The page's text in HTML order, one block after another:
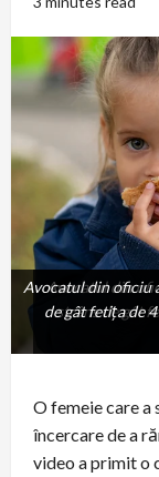
Avocatul din
strâns de gât
Avocatul din oficiu
de gât fetiţa de
O femeie care a
încercare de a
video a primit o